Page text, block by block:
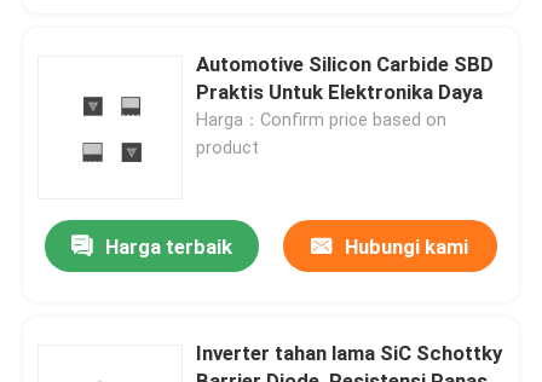
Berita
Permintaan Penawaran
MOSFET Silikon Karbida
Automotive Silicon Carbide SBD
Praktis Untuk Elektronika Daya
Harga：Confirm price based on
product
Harga terbaik Hubungi kami
Inverter tahan lama SiC Schottky